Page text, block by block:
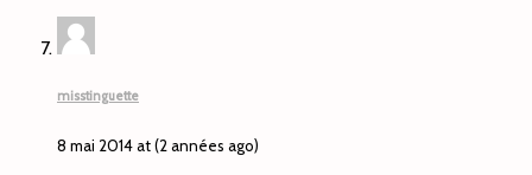
misstinguette
8 mai 2014 at (2 années ago)